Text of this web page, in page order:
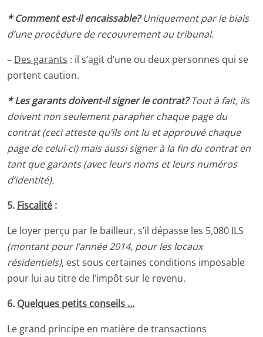
* Comment est-il encaissable?Uniquement par le biais
d’une procédure de recouvrement au tribunal.
– Des garants : il s’agit d’une ou deux personnes qui se
portent caution.
* Lesgarants doivent-il signer le contrat?Tout à fait, ils
doivent non seulement parapher chaque page du
contrat (ceci atteste qu’ils ont lu et approuvé chaque
page de celui-ci) mais aussi signer à la fin du contrat en
tant que garants (avec leurs noms et leurs numéros
d’identité).
5. Fiscalité :
Le loyer perçu par le bailleur, s’il dépasse les 5,080 ILS
(montant pour l’année 2014, pour les locaux
résidentiels), est sous certaines conditions imposable
pour lui au titre de l’impôt sur le revenu.
6. Quelques petits conseils …
Le grand principe en matière de transactions